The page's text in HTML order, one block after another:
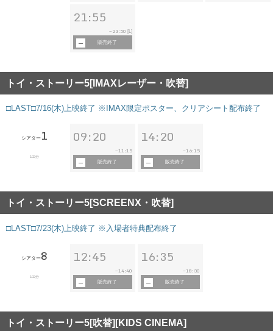
21:55
~ 23:50 [L]
販売終了
トイ・ストーリー5[IMAXレーザー・吹替]
□LAST□7/16(木)上映終了 ※IMAX限定ポスター、クリアシート配布終了
シアター 1
102分
09:20
~11:15
販売終了
14:20
~16:15
販売終了
トイ・ストーリー5[SCREENX・吹替]
□LAST□7/23(木)上映終了 ※入場者特典配布終了
シアター8
102分
12:45
~14:40
販売終了
16:35
~18:30
販売終了
トイ・ストーリー5[吹替][KIDS CINEMA]